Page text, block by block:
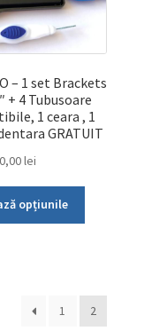
– 1 set Brackets
+ 4 Tubusoare
1 ceara , 1
GRATUIT
lei
opțiunile
variații.
1 2